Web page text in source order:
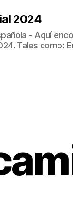
2024
- Aquí
Tales como: